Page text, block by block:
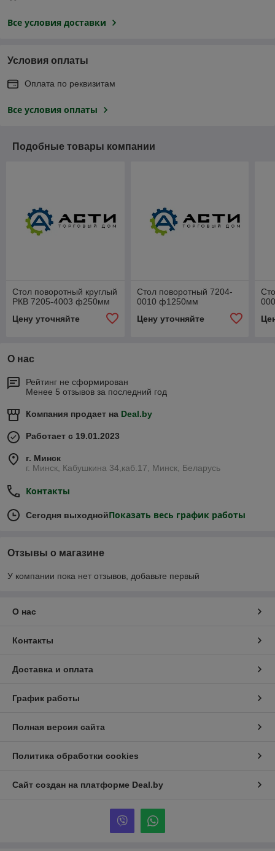
Все условия доставки
Условия оплаты
Оплата по реквизитам
Все условия оплаты
Подобные товары компании
Стол поворотный круглый
РКВ 7205-4003 ф250мм
Цену уточняйте
Стол поворотный 7204-
0010 ф1250мм
Цену уточняйте
О нас
Рейтинг не сформирован
Менее 5 отзывов за последний год
Компания продает на Deal.by
Работает с 19.01.2023
г. Минск
г. Минск, Кабушкина 34,каб.17, Минск, Беларусь
Контакты
Сегодня выходнойПоказать весь график работы
Отзывы о магазине
У компании пока нет отзывов, добавьте первый
О нас
Контакты
Доставка и оплата
График работы
Полная версия сайта
Политика обработки cookies
Сайт создан на платформе Deal.by